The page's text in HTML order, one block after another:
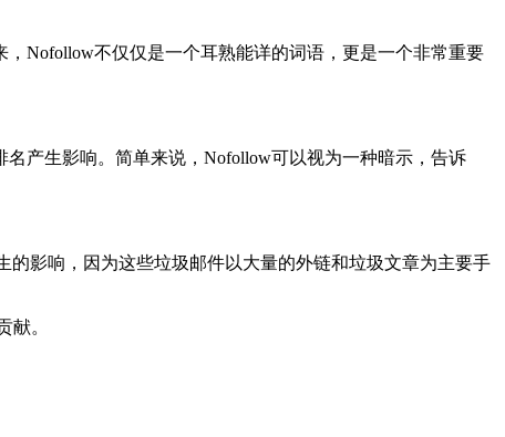
Nofollow不仅仅是一个耳熟能详的词语，更是一个非常重要
产生影响。简单来说，Nofollow可以视为一种暗示，告诉
的影响，因为这些垃圾邮件以大量的外链和垃圾文章为主要手
献。